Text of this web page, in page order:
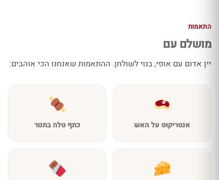
התאמות
מושלם עם
יין אדום עם אופי, בנוי לשולחן. ההתאמות שאנחנו הכי אוהבים:
אנטריקוט על האש כתף טלה בתנור